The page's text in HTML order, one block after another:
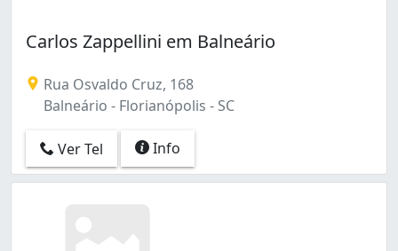
Carlos Zappellini em Balneário
Rua Osvaldo Cruz, 168
Balneário - Florianópolis - SC
Ver Tel Info